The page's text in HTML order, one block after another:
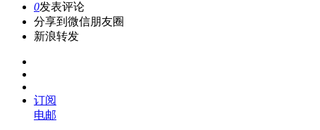
0发表评论
分享到微信朋友圈
新浪转发
订阅
电邮